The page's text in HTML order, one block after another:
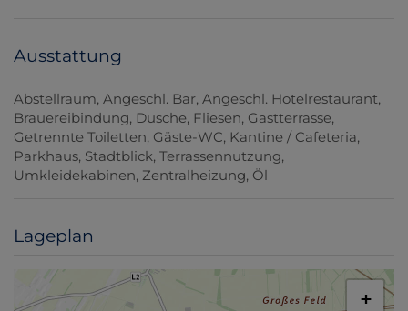
Ausstattung
Abstellraum Angeschl. Bar Angeschl. Hotelrestaurant
Brauereibindung Dusche Fliesen Gastterrasse
Getrennte Toiletten Gäste-WC Kantine / Cafeteria
Parkhaus Stadtblick Terrassennutzung
Umkleidekabinen Zentralheizung Öl
Lageplan
+